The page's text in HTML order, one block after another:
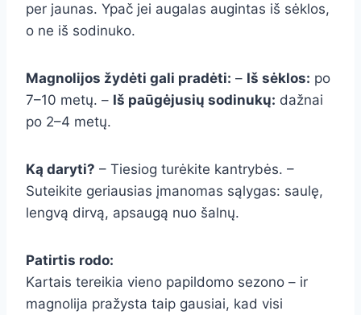
per jaunas. Ypač jei augalas augintas iš sėklos,
o ne iš sodinuko.
Magnolijos žydėti gali pradėti: – Iš sėklos: po
7–10 metų. – Iš paūgėjusių sodinukų: dažnai
po 2–4 metų.
Ką daryti? – Tiesiog turėkite kantrybės. –
Suteikite geriausias įmanomas sąlygas: saulę,
lengvą dirvą, apsaugą nuo šalnų.
Patirtis rodo:
Kartais tereikia vieno papildomo sezono – ir
magnolija pražysta taip gausiai, kad visi